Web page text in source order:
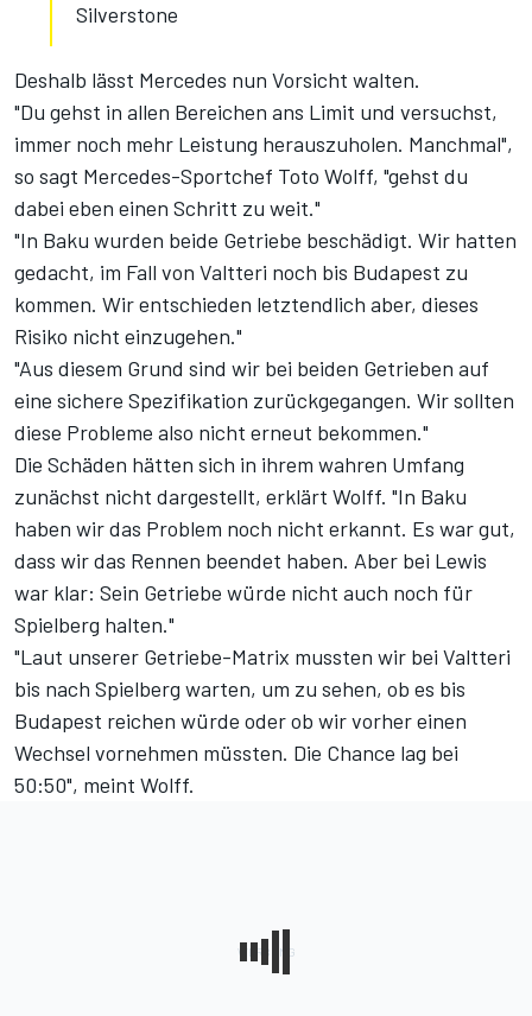
Silverstone
Deshalb lässt Mercedes nun Vorsicht walten.
"Du gehst in allen Bereichen ans Limit und versuchst,
immer noch mehr Leistung herauszuholen. Manchmal",
so sagt Mercedes-Sportchef Toto Wolff, "gehst du
dabei eben einen Schritt zu weit."
"In Baku wurden beide Getriebe beschädigt. Wir hatten
gedacht, im Fall von Valtteri noch bis Budapest zu
kommen. Wir entschieden letztendlich aber, dieses
Risiko nicht einzugehen."
"Aus diesem Grund sind wir bei beiden Getrieben auf
eine sichere Spezifikation zurückgegangen. Wir sollten
diese Probleme also nicht erneut bekommen."
Die Schäden hätten sich in ihrem wahren Umfang
zunächst nicht dargestellt, erklärt Wolff. "In Baku
haben wir das Problem noch nicht erkannt. Es war gut,
dass wir das Rennen beendet haben. Aber bei Lewis
war klar: Sein Getriebe würde nicht auch noch für
Spielberg halten."
"Laut unserer Getriebe-Matrix mussten wir bei Valtteri
bis nach Spielberg warten, um zu sehen, ob es bis
Budapest reichen würde oder ob wir vorher einen
Wechsel vornehmen müssten. Die Chance lag bei
50:50", meint Wolff.